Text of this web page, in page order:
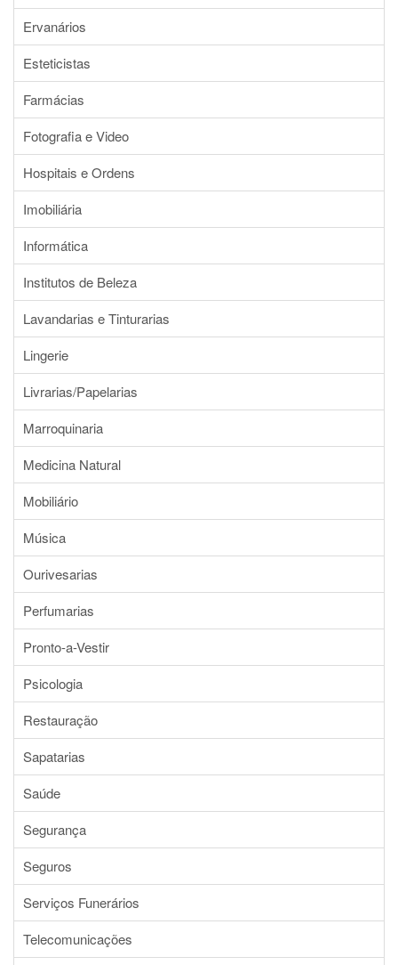
Ervanários
Esteticistas
Farmácias
Fotografia e Video
Hospitais e Ordens
Imobiliária
Informática
Institutos de Beleza
Lavandarias e Tinturarias
Lingerie
Livrarias/Papelarias
Marroquinaria
Medicina Natural
Mobiliário
Música
Ourivesarias
Perfumarias
Pronto-a-Vestir
Psicologia
Restauração
Sapatarias
Saúde
Segurança
Seguros
Serviços Funerários
Telecomunicações